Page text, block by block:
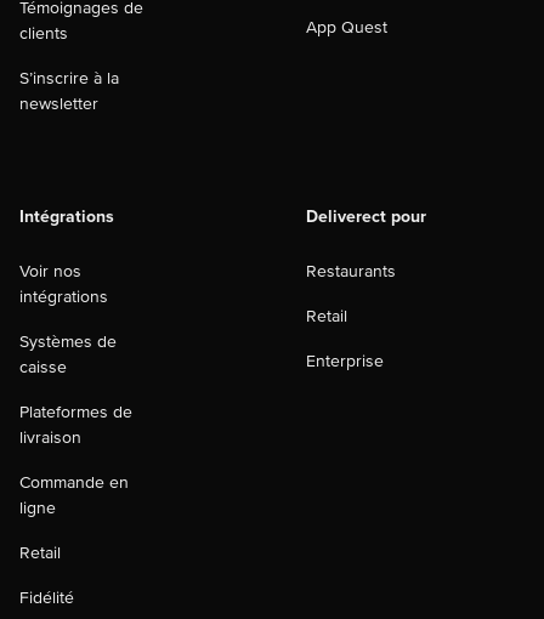
Témoignages de
clients
S’inscrire à la
newsletter
App Quest
Intégrations
Voir nos
intégrations
Systèmes de
caisse
Plateformes de
livraison
Commande en
ligne
Retail
Fidélité
Deliverect pour
Restaurants
Retail
Enterprise